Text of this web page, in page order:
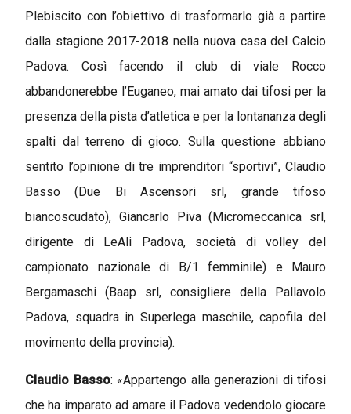
Plebiscito con l’obiettivo di trasformarlo già a partire
dalla stagione 2017-2018 nella nuova casa del Calcio
Padova. Così facendo il club di viale Rocco
abbandonerebbe l’Euganeo, mai amato dai tifosi per la
presenza della pista d’atletica e per la lontananza degli
spalti dal terreno di gioco. Sulla questione abbiano
sentito l’opinione di tre imprenditori “sportivi”, Claudio
Basso (Due Bi Ascensori srl, grande tifoso
biancoscudato), Giancarlo Piva (Micromeccanica srl,
dirigente di LeAli Padova, società di volley del
campionato nazionale di B/1 femminile) e Mauro
Bergamaschi (Baap srl, consigliere della Pallavolo
Padova, squadra in Superlega maschile, capofila del
movimento della provincia).
Claudio Basso: «Appartengo alla generazioni di tifosi
che ha imparato ad amare il Padova vedendolo giocare